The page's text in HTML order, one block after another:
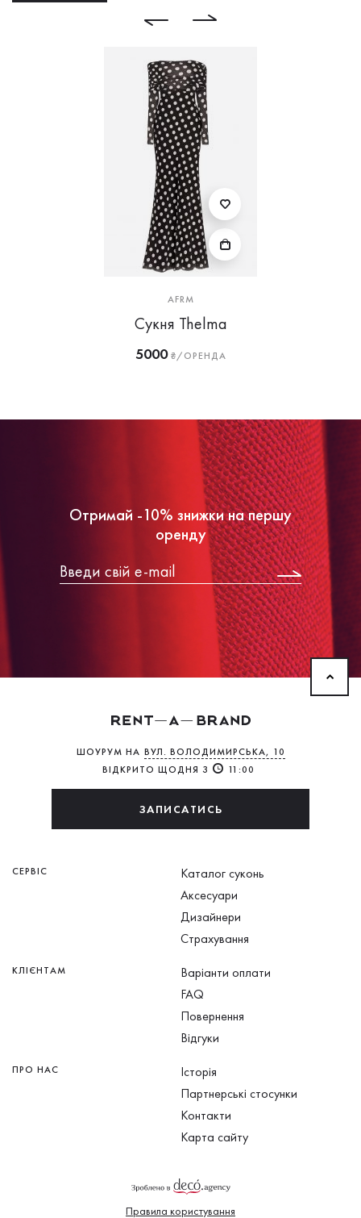
AFRM
Сукня Thelma
5000₴/ОРЕНДА
Отримай -10% знижки на першу
оренду
ШОУРУМ НА ВУЛ. ВОЛОДИМИРСЬКА, 10
ВІДКРИТО ЩОДНЯ З
11:00
ЗАПИСАТИСЬ
СЕРВІС
Каталог суконь
Аксесуари
Дизайнери
Страхування
КЛІЄНТАМ
Варіанти оплати
FAQ
Повернення
Відгуки
ПРО НАС
Історія
Партнерські стосунки
Контакти
Карта сайту
Правила користування